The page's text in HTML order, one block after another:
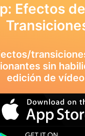
Efectos
sin
edición de